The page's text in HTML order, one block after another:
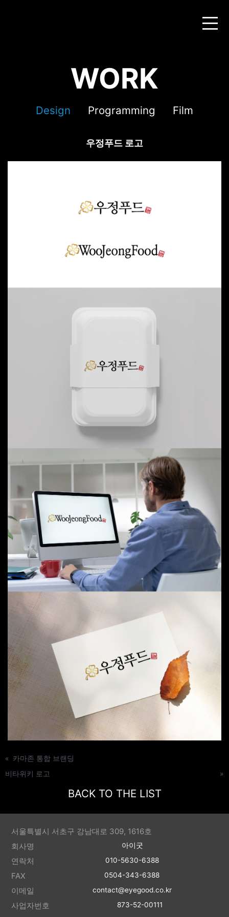
WORK
Design Programming Film
우정푸드 로고
« 카마존 통합 브랜딩
비타위키 로고
»
BACK TO THE LIST
서울특별시 서초구 강남대로 309, 1616호
회사명
아이굿
연락처 010-5630-6388
FAX 0504-343-6388
이메일 contact@eyegood.co.kr
사업자번호 873-52-00111